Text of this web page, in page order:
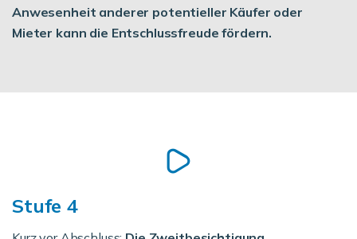
Anwesenheit anderer potentieller Käufer oder
Mieter kann die Entschlussfreude fördern.
Stufe 4